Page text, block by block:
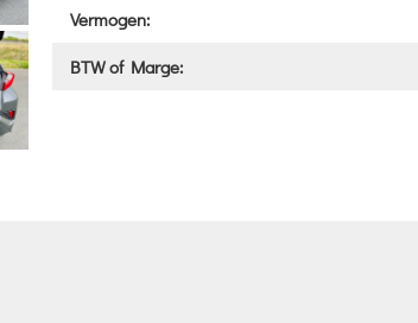
Vermogen:
BTW of Marge: